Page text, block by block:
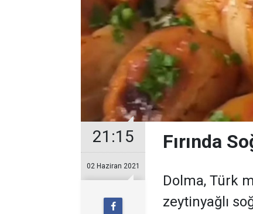
21:15
02 Haziran 2021
Fırında
Dolma, Türk
zeytinyağlı